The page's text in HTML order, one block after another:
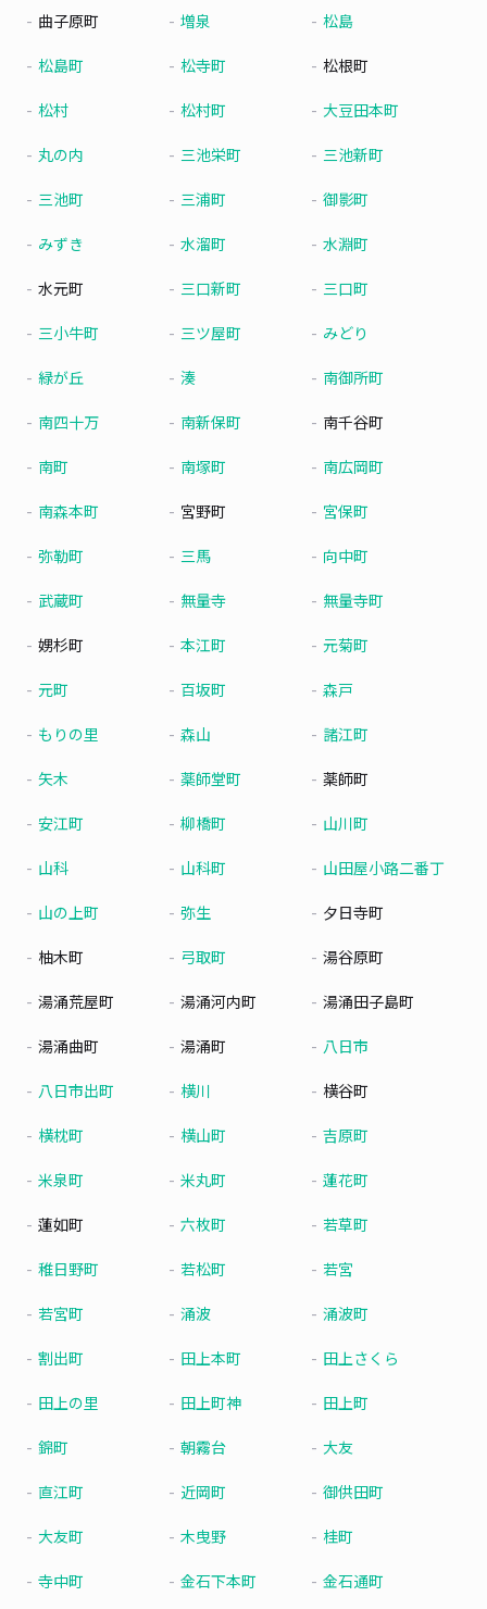
曲子原町 増泉 松島
松島町 松寺町 松根町
松村 松村町 大豆田本町
丸の内 三池栄町 三池新町
三池町 三浦町 御影町
みずき 水溜町 水淵町
水元町 三口新町 三口町
三小牛町 三ツ屋町 みどり
緑が丘 湊 南御所町
南四十万 南新保町 南千谷町
南町 南塚町 南広岡町
南森本町 宮野町 宮保町
弥勒町 三馬 向中町
武蔵町 無量寺 無量寺町
娚杉町 本江町 元菊町
元町 百坂町 森戸
もりの里 森山 諸江町
矢木 薬師堂町 薬師町
安江町 柳橋町 山川町
山科 山科町 山田屋小路二番丁
山の上町 弥生 夕日寺町
柚木町 弓取町 湯谷原町
湯涌荒屋町 湯涌河内町 湯涌田子島町
湯涌曲町 湯涌町 八日市
八日市出町 横川 横谷町
横枕町 横山町 吉原町
米泉町 米丸町 蓮花町
蓮如町 六枚町 若草町
稚日野町 若松町 若宮
若宮町 涌波 涌波町
割出町 田上本町 田上さくら
田上の里 田上町神 田上町
錦町 朝霧台 大友
直江町 近岡町 御供田町
大友町 木曳野 桂町
寺中町 金石下本町 金石通町